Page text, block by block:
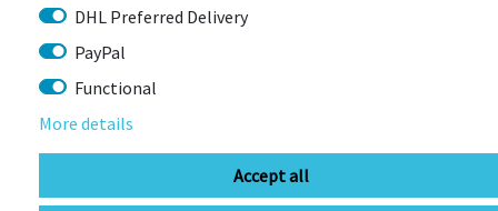
SEEN
DHL Preferred Delivery
PayPal
Functional
More details
Accept all